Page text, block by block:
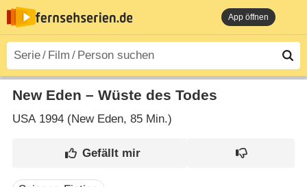
App öffnen
New Eden – Wüste des Todes
USA1994 (New Eden‎, 85 Min.)